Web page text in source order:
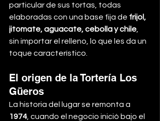
particular de sus tortas, todas
elaboradas con una base fija de frijol,
jitomate, aguacate, cebolla y chile
sin importar el relleno, lo que les da un
toque característico.
El origen de la Tortería Los
Güeros
La historia del lugar se remonta a
1974, cuando el negocio inició bajo el